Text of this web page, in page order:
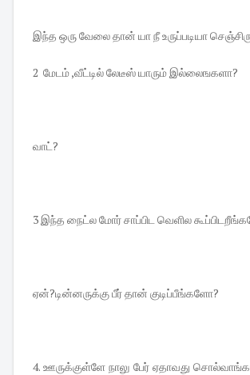
இந்த ஒரு வேலை தான் யா நீ உருப்படியா
2 மேடம் ,வீட்டில் லேடீஸ் யாரும் இல்லைஙகளா?
வாட்?
3 இந்த நைட்ல மோர் சாப்பிட வெளில
ஏன்?டின்னருக்கு பீர் தான் குடிப்பீங்களோ?
4. ஊருக்குள்ளே நாலு பேர் ஏதாவது